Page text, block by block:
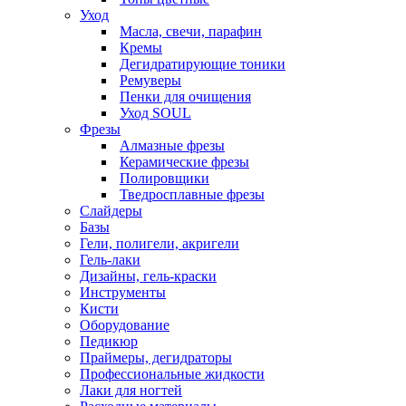
Уход
Масла, свечи, парафин
Кремы
Дегидратирующие тоники
Ремуверы
Пенки для очищения
Уход SOUL
Фрезы
Алмазные фрезы
Керамические фрезы
Полировщики
Тведросплавные фрезы
Слайдеры
Базы
Гели, полигели, акригели
Гель-лаки
Дизайны, гель-краски
Инструменты
Кисти
Оборудование
Педикюр
Праймеры, дегидраторы
Профессиональные жидкости
Лаки для ногтей